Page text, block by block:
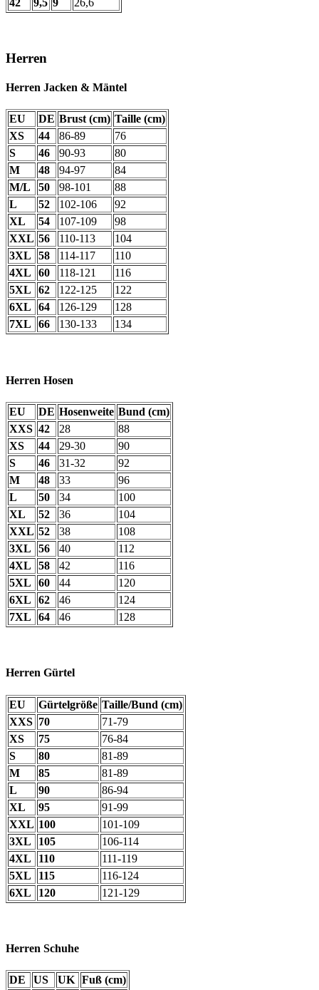
42 9,5 9 26,6
Herren
Herren Jacken & Mäntel
EU DE Brust (cm) Taille (cm)
XS
44 86-89
76
S
46 90-93
80
M
48 94-97
84
M/L
50 98-101
88
L
52 102-106
92
XL
54 107-109
98
XXL 56 110-113
104
3XL
58 114-117
110
4XL
60 118-121
116
5XL
62 122-125
122
6XL
64 126-129
128
7XL
66 130-133 134
Herren Hosen
EU DE Hosenweite Bund (cm)
XXS 42 28
88
XS
44 29-30
90
S
46 31-32
92
M
48 33
96
L
50 34
100
XL
52 36
104
XXL 52 38
108
3XL
56 40
112
4XL
58 42
116
5XL
60 44
120
6XL
62 46
124
7XL
64 46 128
Herren Gürtel
EU Gürtelgröße Taille/Bund (cm)
XXS 70
71-79
XS
75
76-84
S
80
81-89
M
85
81-89
L
90
86-94
XL
95
91-99
XXL 100
101-109
3XL
105
106-114
4XL
110
111-119
5XL
115
116-124
6XL
120 121-129
Herren Schuhe
DE US UK Fuß (cm)